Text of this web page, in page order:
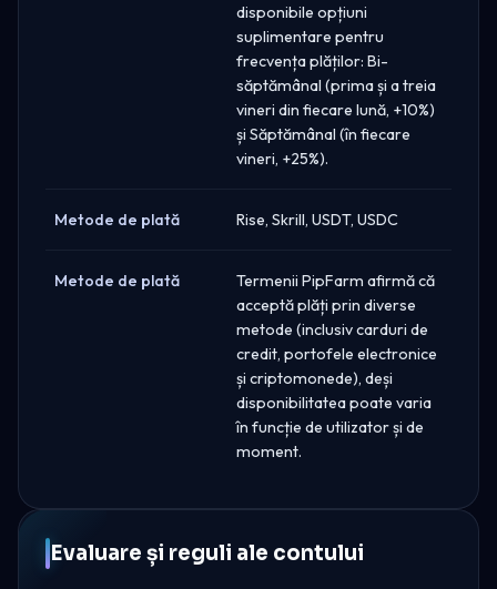
disponibile opțiuni
suplimentare pentru
frecvența plăților: Bi-
săptămânal (prima și a treia
vineri din fiecare lună, +10%)
și Săptămânal (în fiecare
vineri, +25%).
Metode de plată Rise, Skrill, USDT, USDC
Metode de plată
Termenii PipFarm afirmă că
acceptă plăți prin diverse
metode (inclusiv carduri de
credit, portofele electronice
și criptomonede), deși
disponibilitatea poate varia
în funcție de utilizator și de
moment.
Evaluare și reguli ale contului